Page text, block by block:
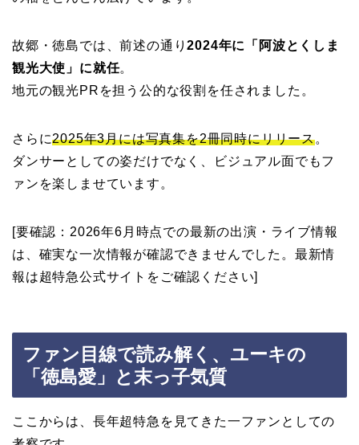
故郷・徳島では、前述の通り2024年に「阿波とくしま
観光大使」に就任。
地元の観光PRを担う公的な役割を任されました。
さらに2025年3月には写真集を2冊同時にリリース。
ダンサーとしての姿だけでなく、ビジュアル面でもフ
ァンを楽しませています。
[要確認：2026年6月時点での最新の出演・ライブ情報
は、確実な一次情報が確認できませんでした。最新情
報は超特急公式サイトをご確認ください]
ファン目線で読み解く、ユーキの
「徳島愛」と末っ子気質
ここからは、長年超特急を見てきた一ファンとしての